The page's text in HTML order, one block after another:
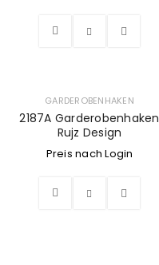
GARDEROBENHAKEN
2187A Garderobenhaken
Rujz Design
Preis nach Login